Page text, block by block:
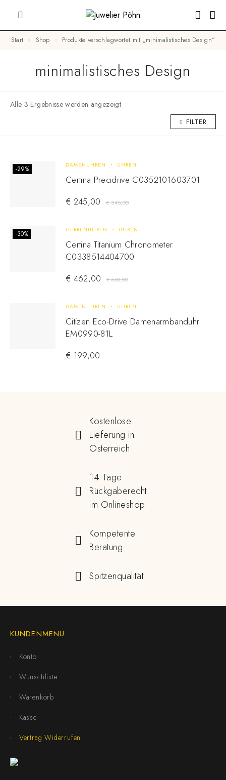
Start Shop Produkte verschlagwortet mit „minimalistisches Design“
minimalistisches Design
Alle 3 Ergebnisse werden angezeigt
FILTER
-29% DAMENUHREN UHREN
Certina Precidrive C0352101603701
€345,00
€ 245,00
-30% HERRENUHREN UHREN
Certina Titanium Chronometer
C0338514404700
€660,00
€ 462,00
DAMENUHREN UHREN
Citizen Eco-Drive Damenarmbanduhr
EM0990-81L
€ 199,00
Kostenlose
Lieferung in
Österreich
14 Tage
Rückgaberecht
im Onlineshop
Kompetente
Beratung
Spitzenqualität
KUNDENMENÜ
Konto
Wunschliste
Warenkorb
Kasse
Vertrag Widerrufen